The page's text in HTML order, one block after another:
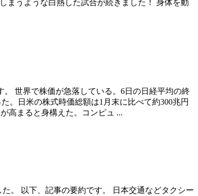
まうような白熱した試合が続きました！ 身体を動
世界で株価が急落している。6日の日経平均の終
。日米の株式時価総額は1月末に比べて約300兆円
高まると身構えた。コンピュ ...
。 以下、記事の要約です。 日本交通などタクシー